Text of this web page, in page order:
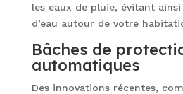
les eaux de pluie, évitant
d’eau autour de votre
Bâches de
automatiques
Des innovations récentes,